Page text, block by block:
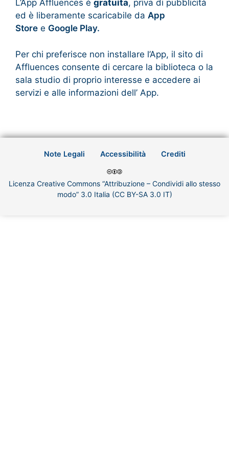
L’App Affluences è gratuita, priva di pubblicità
ed è liberamente scaricabile da App
Store e Google Play.
Per chi preferisce non installare l’App, il sito di
Affluences consente di cercare la biblioteca o la
sala studio di proprio interesse e accedere ai
servizi e alle informazioni dell’ App.
Note Legali Accessibilità Crediti
Licenza Creative Commons “Attribuzione – Condividi allo stesso
modo” 3.0 Italia (CC BY-SA 3.0 IT)